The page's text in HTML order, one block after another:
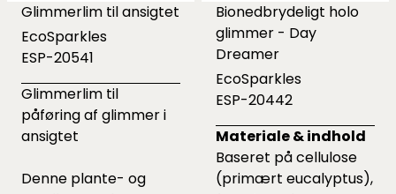
Glimmerlim til ansigtet
EcoSparkles
ESP-20541
Glimmerlim til
påføring af glimmer i
ansigtet
Denne plante- og
Bionedbrydeligt holo
glimmer - Day
Dreamer
EcoSparkles
ESP-20442
Materiale & indhold
Baseret på cellulose
(primært eucalyptus),